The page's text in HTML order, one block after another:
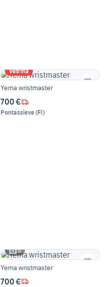
Vetrina
Yema wristmaster
700 €
Pontassieve(FI)
6
Yema wristmaster
700 €